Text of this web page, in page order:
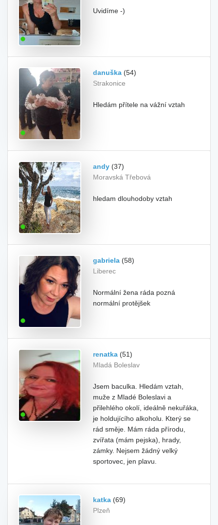
Uvidíme -)
danuška (54)
Strakonice
Hledám přítele na vážní vztah
andy (37)
Moravská Třebová
hledam dlouhodoby vztah
gabriela (58)
Liberec
Normální žena ráda pozná
normální protějšek
renatka (51)
Mladá Boleslav
Jsem baculka. Hledám vztah,
muže z Mladé Boleslavi a
přilehlého okolí, ideálně nekuřáka,
je holdujícího alkoholu. Který se
rád směje. Mám ráda přírodu,
zvířata (mám pejska), hrady,
zámky. Nejsem žádný velký
sportovec, jen plavu.
katka (69)
Plzeň